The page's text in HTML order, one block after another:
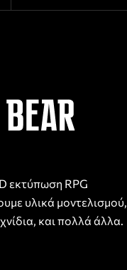
εκτύπωση RPG
υλικά μοντελισμού,
και πολλά άλλα.